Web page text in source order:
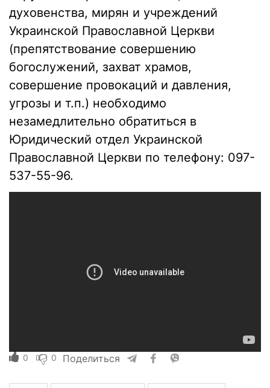
духовенства, мирян и учреждений
Украинской Православной Церкви
(препятствование совершению
богослужений, захват храмов,
совершение провокаций и давления,
угрозы и т.п.) необходимо
незамедлительно обратиться в
Юридический отдел Украинской
Православной Церкви по телефону: 097-
537-55-96.
0 0 Поделиться